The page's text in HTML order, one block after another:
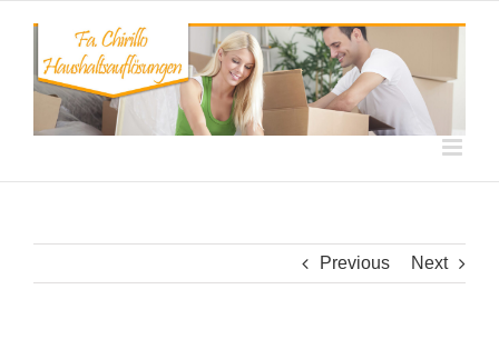
content
Previous Next